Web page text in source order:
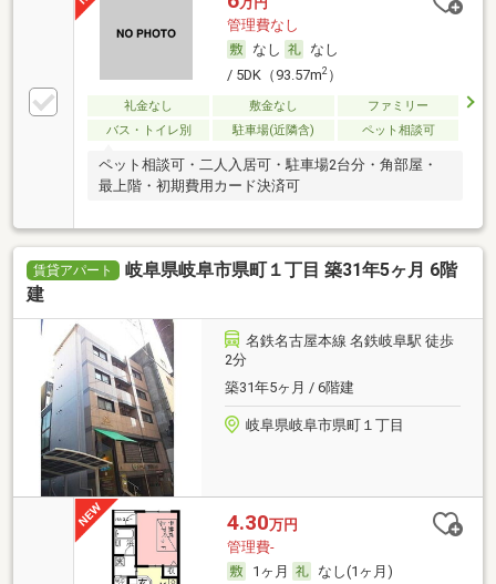
管理費なし
なし
なし
/ 5DK（93.57m2）
礼金なし 敷金なし
ファミリー
バス・トイレ別
駐車場(近隣含) ペット相談可
ペット相談可・二人入居可・駐車場2台分・角部屋・
最上階・初期費用カード決済可
賃貸アパート
岐阜県岐阜市県町１丁目 築31年5ヶ月 6階
建
名鉄名古屋本線 名鉄岐阜駅 徒歩
2分
築31年5ヶ月 / 6階建
岐阜県岐阜市県町１丁目
4.30万円
管理費-
1ヶ月
なし(1ヶ月)